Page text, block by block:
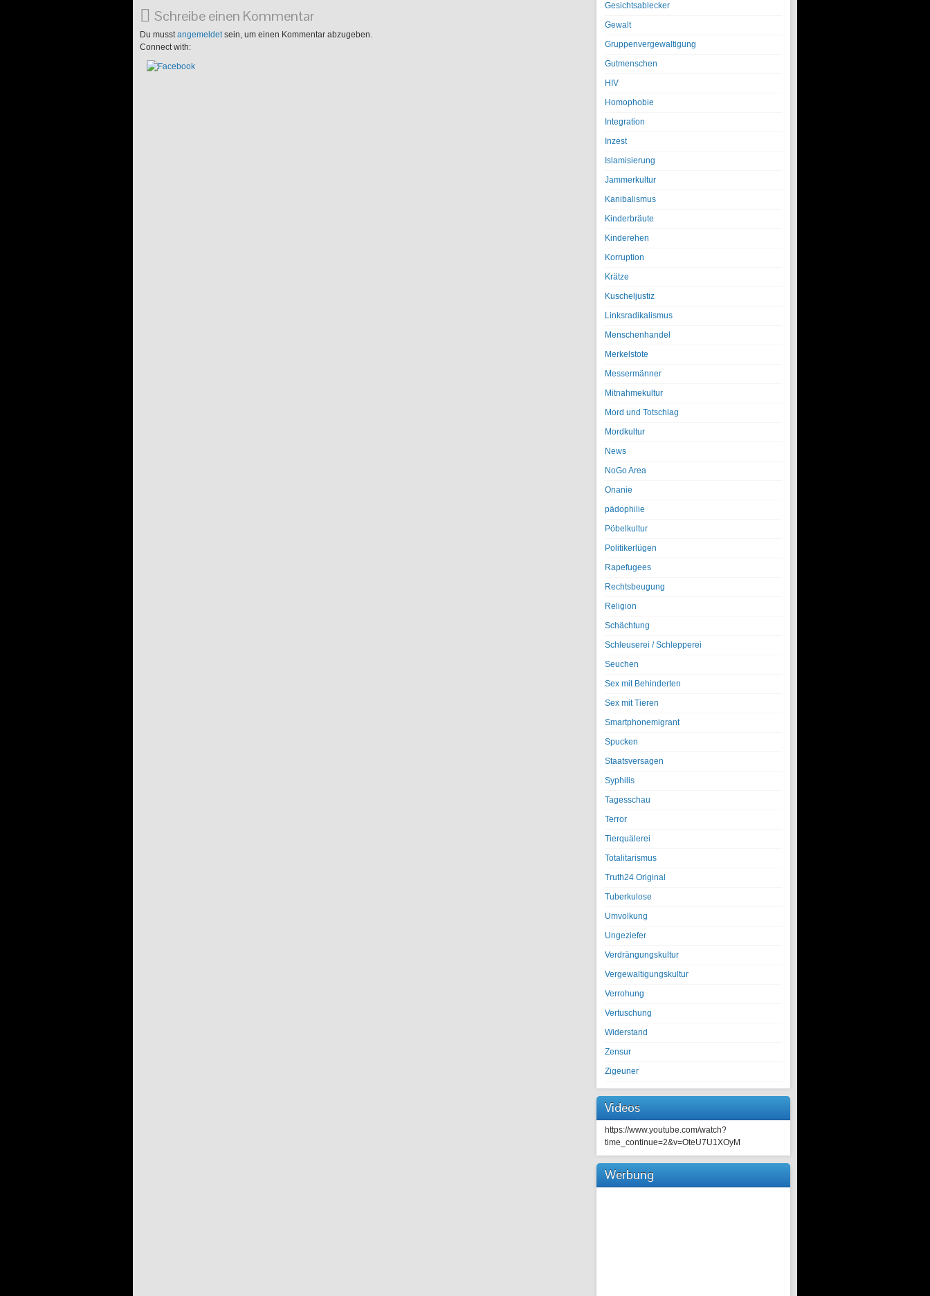
Schreibe einen Kommentar
Du musstangemeldetsein, um einen Kommentar abzugeben.
Connect with:
Gesichtsablecker
Gewalt
Gruppenvergewaltigung
Gutmenschen
HIV
Homophobie
Integration
Inzest
Islamisierung
Jammerkultur
Kanibalismus
Kinderbräute
Kinderehen
Korruption
Krätze
Kuscheljustiz
Linksradikalismus
Menschenhandel
Merkelstote
Messermänner
Mitnahmekultur
Mord und Totschlag
Mordkultur
News
NoGo Area
Onanie
pädophilie
Pöbelkultur
Politikerlügen
Rapefugees
Rechtsbeugung
Religion
Schächtung
Schleuserei / Schlepperei
Seuchen
Sex mit Behinderten
Sex mit Tieren
Smartphonemigrant
Spucken
Staatsversagen
Syphilis
Tagesschau
Terror
Tierquälerei
Totalitarismus
Truth24 Original
Tuberkulose
Umvolkung
Ungeziefer
Verdrängungskultur
Vergewaltigungskultur
Verrohung
Vertuschung
Widerstand
Zensur
Zigeuner
Videos
https://www.youtube.com/watch?
time_continue=2&v=OteU7U1XOyM
Werbung